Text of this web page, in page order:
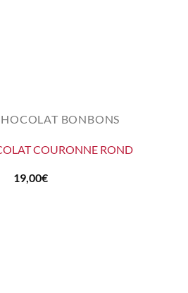
BONBONS
COURONNE ROND
19,00€